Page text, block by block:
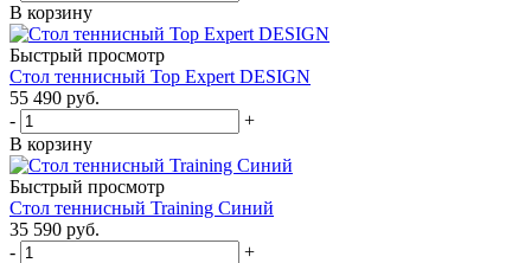
В корзину
Быстрый просмотр
Стол теннисный Top Expert DESIGN
55 490 руб.
-
+
В корзину
Быстрый просмотр
Стол теннисный Training Синий
35 590 руб.
-
+